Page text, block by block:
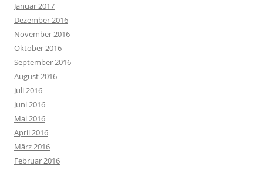
Januar 2017
Dezember 2016
November 2016
Oktober 2016
September 2016
August 2016
Juli 2016
Juni 2016
Mai 2016
April 2016
März 2016
Februar 2016